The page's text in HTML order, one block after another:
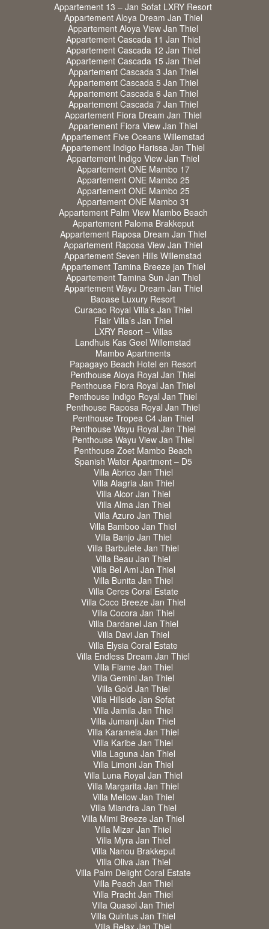
Appartement 13 – Jan Sofat LXRY Resort
Appartement Aloya Dream Jan Thiel
Appartement Aloya View Jan Thiel
Appartement Cascada 11 Jan Thiel
Appartement Cascada 12 Jan Thiel
Appartement Cascada 15 Jan Thiel
Appartement Cascada 3 Jan Thiel
Appartement Cascada 5 Jan Thiel
Appartement Cascada 6 Jan Thiel
Appartement Cascada 7 Jan Thiel
Appartement Fiora Dream Jan Thiel
Appartement Fiora View Jan Thiel
Appartement Five Oceans Willemstad
Appartement Indigo Harissa Jan Thiel
Appartement Indigo View Jan Thiel
Appartement ONE Mambo 17
Appartement ONE Mambo 25
Appartement ONE Mambo 25
Appartement ONE Mambo 31
Appartement Palm View Mambo Beach
Appartement Paloma Brakkeput
Appartement Raposa Dream Jan Thiel
Appartement Raposa View Jan Thiel
Appartement Seven Hills Willemstad
Appartement Tamina Breeze jan Thiel
Appartement Tamina Sun Jan Thiel
Appartement Wayu Dream Jan Thiel
Baoase Luxury Resort
Curacao Royal Villa’s Jan Thiel
Flair Villa’s Jan Thiel
LXRY Resort – Villas
Landhuis Kas Geel Willemstad
Mambo Apartments
Papagayo Beach Hotel en Resort
Penthouse Aloya Royal Jan Thiel
Penthouse Fiora Royal Jan Thiel
Penthouse Indigo Royal Jan Thiel
Penthouse Raposa Royal Jan Thiel
Penthouse Tropea C4 Jan Thiel
Penthouse Wayu Royal Jan Thiel
Penthouse Wayu View Jan Thiel
Penthouse Zoet Mambo Beach
Spanish Water Apartment – D5
Villa Abrico Jan Thiel
Villa Alagria Jan Thiel
Villa Alcor Jan Thiel
Villa Alma Jan Thiel
Villa Azuro Jan Thiel
Villa Bamboo Jan Thiel
Villa Banjo Jan Thiel
Villa Barbulete Jan Thiel
Villa Beau Jan Thiel
Villa Bel Ami Jan Thiel
Villa Bunita Jan Thiel
Villa Ceres Coral Estate
Villa Coco Breeze Jan Thiel
Villa Cocora Jan Thiel
Villa Dardanel Jan Thiel
Villa Davi Jan Thiel
Villa Elysia Coral Estate
Villa Endless Dream Jan Thiel
Villa Flame Jan Thiel
Villa Gemini Jan Thiel
Villa Gold Jan Thiel
Villa Hillside Jan Sofat
Villa Jamila Jan Thiel
Villa Jumanji Jan Thiel
Villa Karamela Jan Thiel
Villa Karibe Jan Thiel
Villa Laguna Jan Thiel
Villa Limoni Jan Thiel
Villa Luna Royal Jan Thiel
Villa Margarita Jan Thiel
Villa Mellow Jan Thiel
Villa Miandra Jan Thiel
Villa Mimi Breeze Jan Thiel
Villa Mizar Jan Thiel
Villa Myra Jan Thiel
Villa Nanou Brakkeput
Villa Oliva Jan Thiel
Villa Palm Delight Coral Estate
Villa Peach Jan Thiel
Villa Pracht Jan Thiel
Villa Quasol Jan Thiel
Villa Quintus Jan Thiel